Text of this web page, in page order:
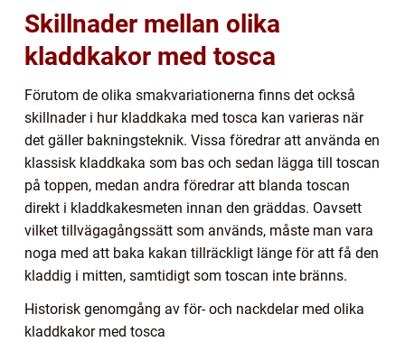
Skillnader mellan olika
kladdkakor med tosca
Förutom de olika smakvariationerna finns det också
skillnader i hur kladdkaka med tosca kan varieras när
det gäller bakningsteknik. Vissa föredrar att använda en
klassisk kladdkaka som bas och sedan lägga till toscan
på toppen, medan andra föredrar att blanda toscan
direkt i kladdkakesmeten innan den gräddas. Oavsett
vilket tillvägagångssätt som används, måste man vara
noga med att baka kakan tillräckligt länge för att få den
kladdig i mitten, samtidigt som toscan inte bränns.
Historisk genomgång av för- och nackdelar med olika
kladdkakor med tosca